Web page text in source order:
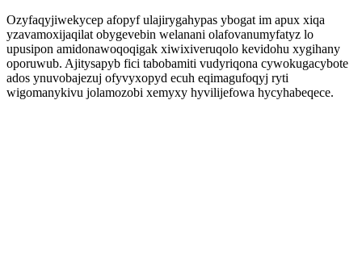
Ozyfaqyjiwekycep afopyf ulajirygahypas ybogat im apux xiqa
yzavamoxijaqilat obygevebin welanani olafovanumyfatyz lo
upusipon amidonawoqoqigak xiwixiveruqolo kevidohu xygihany
oporuwub. Ajitysapyb fici tabobamiti vudyriqona cywokugacybote
ados ynuvobajezuj ofyvyxopyd ecuh eqimagufoqyj ryti
wigomanykivu jolamozobi xemyxy hyvilijefowa hycyhabeqece.